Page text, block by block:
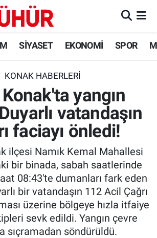
SİYASET EKONOMİ SPOR
KONAK HABERLERI
yangın
vatandaşın
faciayı önledi!
ilçesi Namık Kemal Mahallesi
bir binada, sabah saatlerinde
08:43'te dumanları fark eden
bir vatandaşın 112 Acil Çağrı
üzerine bölgeye hızla itfaiye
sevk edildi. Yangın çevre
sıçramadan söndürüldü.
Eczaneler
Vakitleri
Haritası
Durumu ve Fikstür
Haberleri